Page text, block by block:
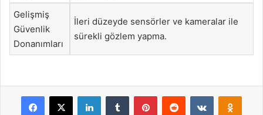
Gelişmiş
Güvenlik
Donanımları
İleri düzeyde sensörler ve kameralar ile
sürekli gözlem yapma.
Facebook
X LinkedInTumblr PinterestReddit VKontakte